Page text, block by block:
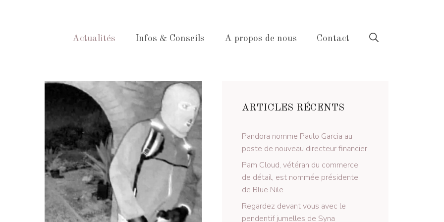
Actualités Infos & Conseils A propos de nous Contact
ARTICLES RÉCENTS
Pandora nomme Paulo Garcia au
poste de nouveau directeur financier
Pam Cloud, vétéran du commerce
de détail, est nommée présidente
de Blue Nile
Regardez devant vous avec le
pendentif jumelles de Syna